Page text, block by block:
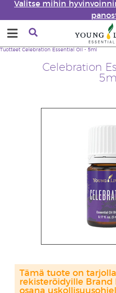
Valitse mihin
Celebration
5ml
Tuotteet Celebration Essential Oil - 5ml
Tämä tuote on
rekisteröidyille Brand
osana